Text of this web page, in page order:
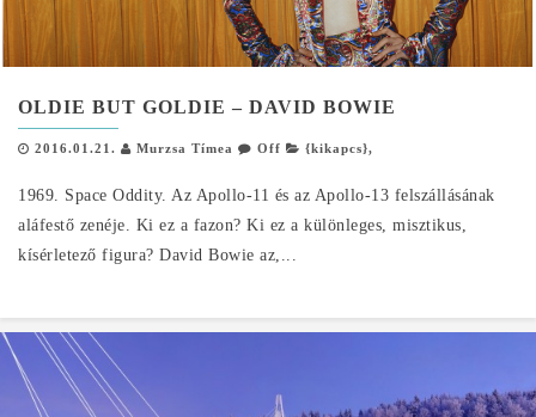
OLDIE BUT GOLDIE – DAVID BOWIE
2016.01.21. Murzsa Tímea Off {kikapcs},
1969. Space Oddity. Az Apollo-11 és az Apollo-13 felszállásának
aláfestő zenéje. Ki ez a fazon? Ki ez a különleges, misztikus,
kísérletező figura? David Bowie az,...